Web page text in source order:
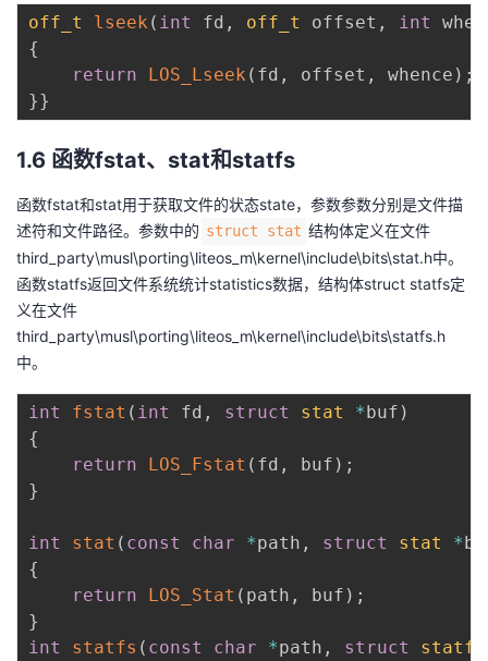
off_t lseek ( int fd , off_t offset , int
{
return
LOS_Lseek ( fd , offset , whence ) ;
}}
1.6 函数fstat、stat和statfs
函数fstat和stat用于获取文件的状态state，参数参数分别是文件描
述符和文件路径。参数中的 struct stat 结构体定义在文件
third_party\musl\porting\liteos_m\kernel\include\bits\stat.h中。
函数statfs返回文件系统统计statistics数据，结构体struct statfs定
义在文件
third_party\musl\porting\liteos_m\kernel\include\bits\statfs.h
中。
int fstat ( int fd , struct stat *buf )
{
return
LOS_Fstat ( fd , buf ) ;
}
int stat ( const char *path , struct stat *
{
return
LOS_Stat ( path , buf ) ;
}
int
statfs ( const char *path , struct
statfs